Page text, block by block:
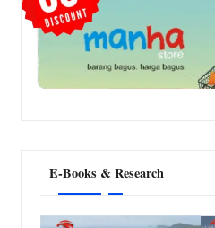
E-Books & Research